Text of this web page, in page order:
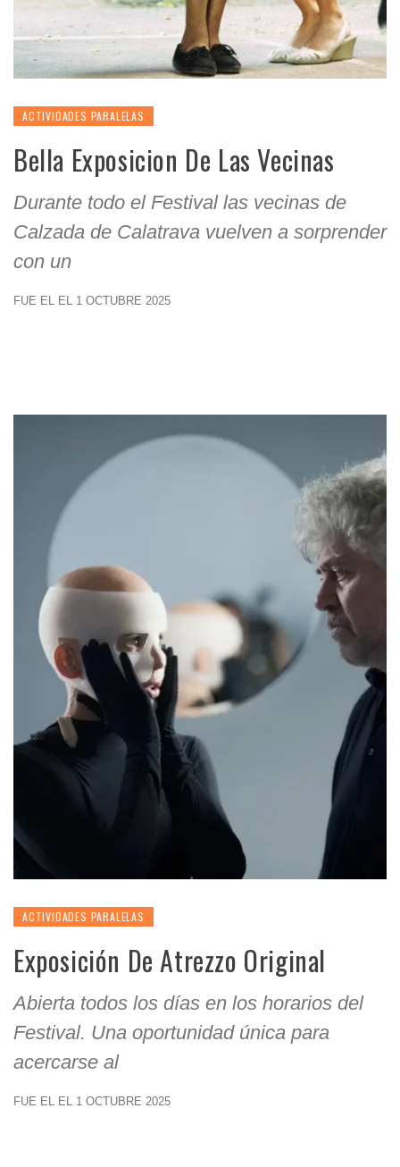
ACTIVIDADES PARALELAS
Bella Exposicion De Las Vecinas
Durante todo el Festival las vecinas de
Calzada de Calatrava vuelven a sorprender
con un
FUE EL EL 1 OCTUBRE 2025
ACTIVIDADES PARALELAS
Exposición De Atrezzo Original
Abierta todos los días en los horarios del
Festival. Una oportunidad única para
acercarse al
FUE EL EL 1 OCTUBRE 2025